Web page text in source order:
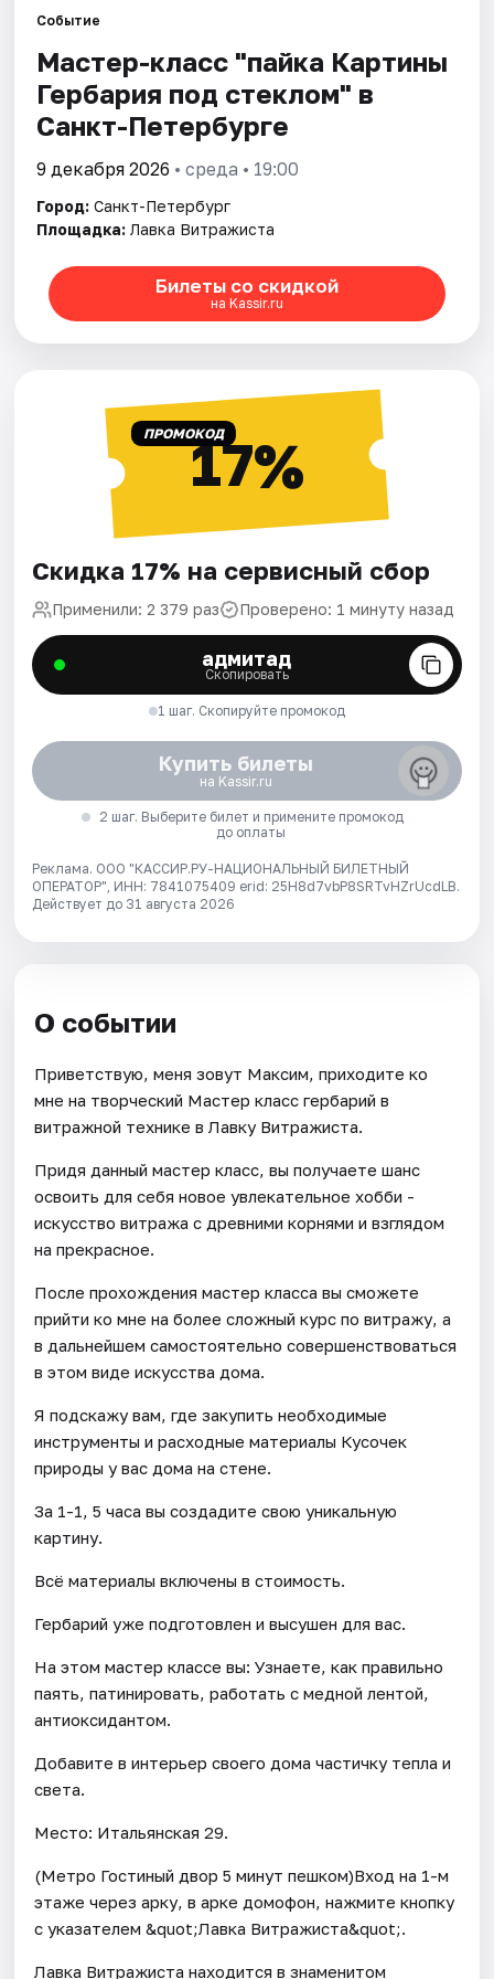
Города
Площадки
Артисты
Рейтинги
Событие
Мастер-класс "пайка Картины
Гербария под стеклом" в
Санкт-Петербурге
9 декабря 2026 • среда • 19:00
Город: Санкт-Петербург
Площадка: Лавка Витражиста
Билеты со скидкой
на Kassir.ru
ПРОМОКОД17%
Скидка 17% на сервисный сбор
Применили: 2 379 раз Проверено: 1 минуту назад
адмитад
Скопировать
1 шаг. Скопируйте промокод
Купить билеты
на Kassir.ru
2 шаг. Выберите билет и примените промокод
до оплаты
Реклама. ООО "КАССИР.РУ-НАЦИОНАЛЬНЫЙ БИЛЕТНЫЙ
ОПЕРАТОР", ИНН: 7841075409 erid: 25H8d7vbP8SRTvHZrUcdLB.
Действует до 31 августа 2026
О событии
Приветствую, меня зовут Максим, приходите ко
мне на творческий Мастер класс гербарий в
витражной технике в Лавку Витражиста.
Придя данный мастер класс, вы получаете шанс
освоить для себя новое увлекательное хобби -
искусство витража с древними корнями и взглядом
на прекрасное.
После прохождения мастер класса вы сможете
прийти ко мне на более сложный курс по витражу, а
в дальнейшем самостоятельно совершенствоваться
в этом виде искусства дома.
Я подскажу вам, где закупить необходимые
инструменты и расходные материалы Кусочек
природы у вас дома на стене.
За 1-1, 5 часа вы создадите свою уникальную
картину.
Всё материалы включены в стоимость.
Гербарий уже подготовлен и высушен для вас.
На этом мастер классе вы: Узнаете, как правильно
паять, патинировать, работать с медной лентой,
антиоксидантом.
Добавите в интерьер своего дома частичку тепла и
света.
Место: Итальянская 29.
(Метро Гостиный двор 5 минут пешком)Вход на 1-м
этаже через арку, в арке домофон, нажмите кнопку
с указателем &quot;Лавка Витражиста&quot;.
Лавка Витражиста находится в знаменитом